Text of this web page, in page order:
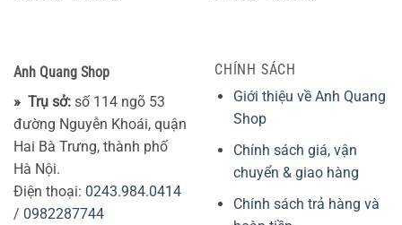
giá:
giá:
Anh Quang Shop
» Trụ sở: số 114 ngõ 53
đường Nguyễn Khoái, quận
Hai Bà Trưng, thành phố
Hà Nội.
Điện thoại: 0243.984.0414
/ 0982287744
CHÍNH SÁCH
Giới thiệu về Anh Quang
Shop
Chính sách giá, vận
chuyển & giao hàng
Chính sách trả hàng và